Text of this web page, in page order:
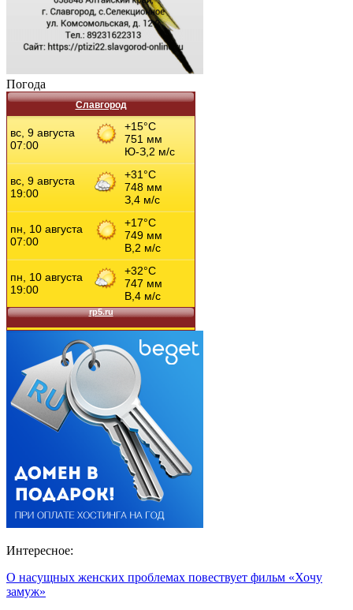
Погода
Славгород
Интересное:
О насущных женских проблемах повествует фильм «Хочу
замуж»